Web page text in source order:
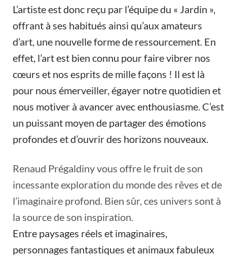
L’artiste est donc reçu par l’équipe du « Jardin »,
offrant à ses habitués ainsi qu’aux amateurs
d’art, une nouvelle forme de ressourcement. En
effet, l’art est bien connu pour faire vibrer nos
cœurs et nos esprits de mille façons ! Il est là
pour nous émerveiller, égayer notre quotidien et
nous motiver à avancer avec enthousiasme. C’est
un puissant moyen de partager des émotions
profondes et d’ouvrir des horizons nouveaux.
Renaud Prégaldiny vous offre le fruit de son
incessante exploration du monde des rêves et de
l’imaginaire profond. Bien sûr, ces univers sont à
la source de son inspiration.
Entre paysages réels et imaginaires,
personnages fantastiques et animaux fabuleux